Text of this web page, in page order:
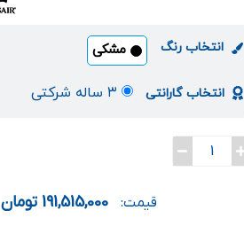
انتخاب رنگ مشکی
انتخاب گارانتی ۳ ساله شرکتی
1
قیمت: 191,515,000 تومان